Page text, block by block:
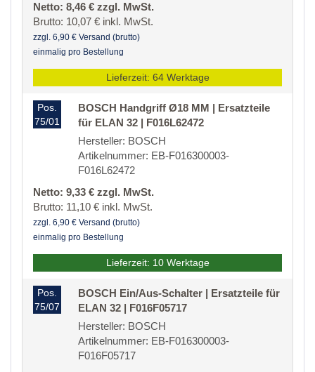
Netto: 8,46 € zzgl. MwSt.
Brutto: 10,07 € inkl. MwSt.
zzgl. 6,90 € Versand (brutto)
einmalig pro Bestellung
Lieferzeit: 64 Werktage
Pos.
75/01
BOSCH Handgriff Ø18 MM | Ersatzteile
für ELAN 32 | F016L62472
Hersteller: BOSCH
Artikelnummer: EB-F016300003-
F016L62472
Netto: 9,33 € zzgl. MwSt.
Brutto: 11,10 € inkl. MwSt.
zzgl. 6,90 € Versand (brutto)
einmalig pro Bestellung
Lieferzeit: 10 Werktage
Pos.
75/07
BOSCH Ein/Aus-Schalter | Ersatzteile für
ELAN 32 | F016F05717
Hersteller: BOSCH
Artikelnummer: EB-F016300003-
F016F05717